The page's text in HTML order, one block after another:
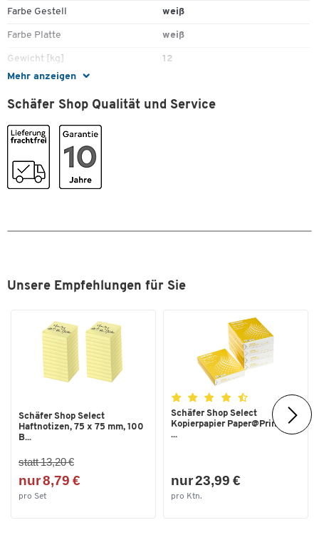
Mehr anzeigen
Farbe Gestell weiß
Farbe Platte weiß
Gewicht [kg] 12
Höhe [mm]
Material Böden Mitteldichte Faserplatte (MDF)
Material Gestell
Material Platte
Rollen
Breite [mm] 800
Schäfer Shop Qualität und Service
Unsere Empfehlungen für Sie
Schäfer Shop Select
Haftnotizen, 75 x 75 mm, 100
B...
statt 13,20 €
nur 8,79 €
pro Set
Schäfer Shop Select
Kopierpapier Paper@Print, DIN
...
nur 23,99 €
pro Ktn.